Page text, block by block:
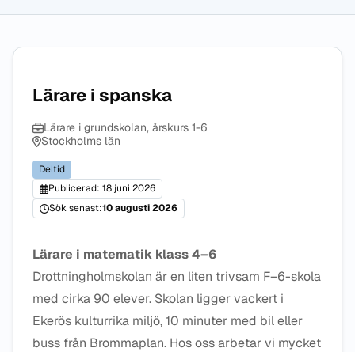
Lärare i spanska
Lärare i grundskolan, årskurs 1-6
Stockholms län
Deltid
Publicerad: 18 juni 2026
Sök senast:10 augusti 2026
Lärare i matematik klass 4–6
Drottningholmskolan är en liten trivsam F–6-skola
med cirka 90 elever. Skolan ligger vackert i
Ekerös kulturrika miljö, 10 minuter med bil eller
buss från Brommaplan. Hos oss arbetar vi mycket